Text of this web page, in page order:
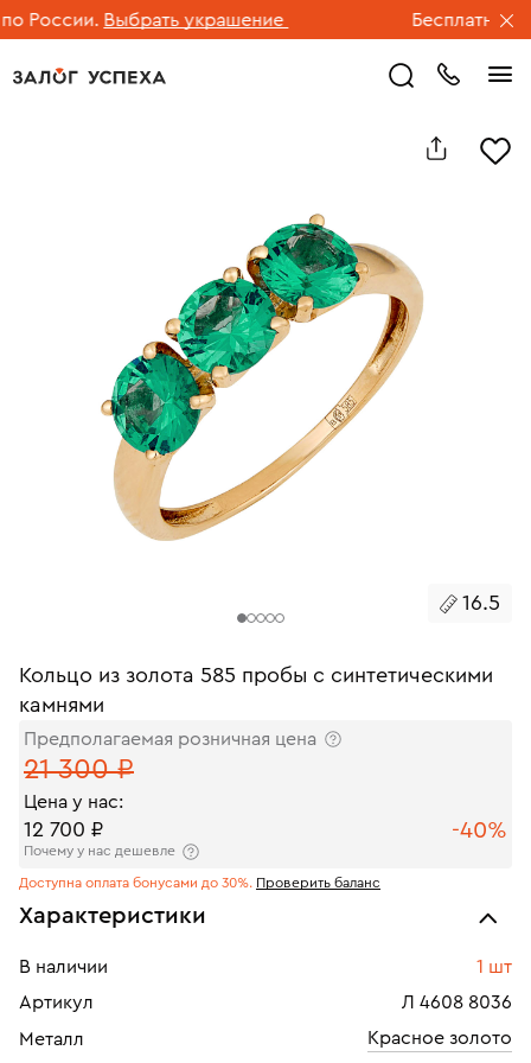
России. Выбрать украшение Бесплатная
16.5
Кольцо из золота 585 пробы с синтетическими
камнями
Предполагаемая розничная цена
21 300 ₽
Цена у нас:
12 700 ₽ -40%
Почему у нас дешевле
Доступна оплата бонусами до 30%. Проверить баланс
Характеристики
В наличии
1 шт
Артикул
Л 4608 8036
Металл
Красное золото